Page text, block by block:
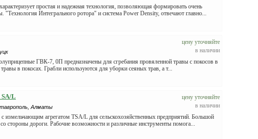
простая и надежная технология, позволяющая формировать очень
Интегрального ротора" и система Power Density, отвечают главно...
цену уточняйте
в наличии
ГВК-7, 0П предназначены для сгребания провяленной травы с покосов в
в покосах. Грабли используются для уборки сеяных трав, а т...
цену уточняйте
в наличии
SA/L
Алматы
измельчающим агрегатом TSA/L для сельскохозяйственных предприятий. Большой
стороны дороги. Рабочие возможности и различные инструменты помога...